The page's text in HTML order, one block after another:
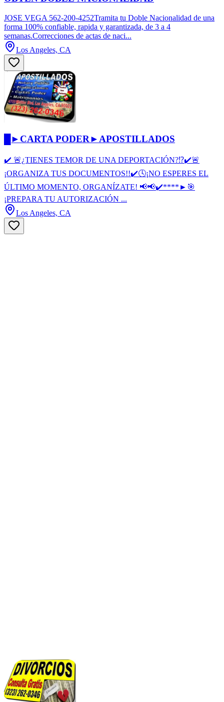
JOSE VEGA 562-200-4252Tramita tu Doble Nacionalidad de una
forma 100% confiable, rapida y garantizada, de 3 a 4
semanas.Correcciones de actas de naci...
Los Angeles, CA
█►CARTA PODER►APOSTILLADOS
✔️️ 🚨¿TIENES TEMOR DE UNA DEPORTACIÓN?⁉✔️🚨
¡ORGANIZA TUS DOCUMENTOS!!✔️🕓¡NO ESPERES EL
ÚLTIMO MOMENTO, ORGANÍZATE! 📢📢✔️****►🎯
¡PREPARA TU AUTORIZACIÓN ...
Los Angeles, CA